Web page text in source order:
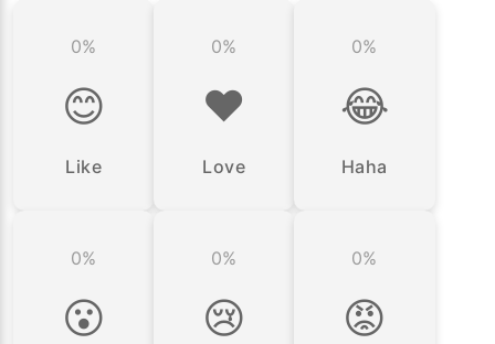
0%
😊
Like
0%
❤️
Love
0%
😂
Haha
0%
😮
0%
😢
0%
😡